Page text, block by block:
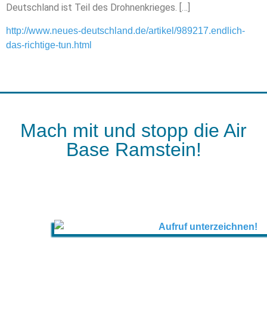
Deutschland ist Teil des Drohnenkrieges. […]
http://www.neues-deutschland.de/artikel/989217.endlich-
das-richtige-tun.html
Mach mit und stopp die Air
Base Ramstein!